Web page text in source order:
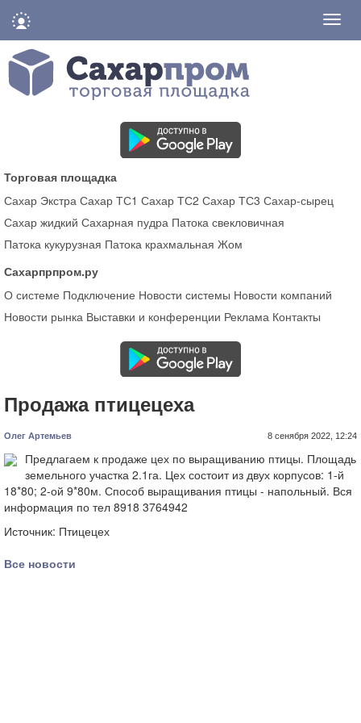
Торговая площадка
Сахар Экстра Сахар ТС1 Сахар ТС2 Сахар ТС3 Сахар-сырец
Сахар жидкий Сахарная пудра Патока свекловичная
Патока кукурузная Патока крахмальная Жом
Сахарпрпром.ру
О системе Подключение Новости системы Новости компаний
Новости рынка Выставки и конференции Реклама Контакты
Продажа птицецеха
Олег Артемьев 8 сенября 2022, 12:24
Предлагаем к продаже цех по выращиванию птицы. Площадь
земельного участка 2.1га. Цех состоит из двух корпусов: 1-й
18*80; 2-ой 9*80м. Способ выращивания птицы - напольный. Вся
информация по тел 8918 3764942
Источник: Птицецех
Все новости